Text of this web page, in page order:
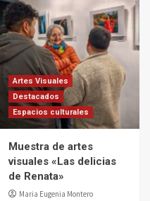
Artes Visuales
Destacados
Espacios culturales
Muestra de artes
visuales «Las delicias
de Renata»
Maria Eugenia Montero